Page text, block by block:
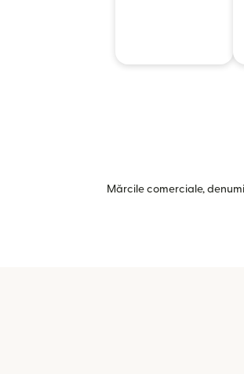
Mărcile comerciale,